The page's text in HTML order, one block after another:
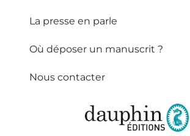
La presse en parle
Où déposer un manuscrit ?
Nous contacter